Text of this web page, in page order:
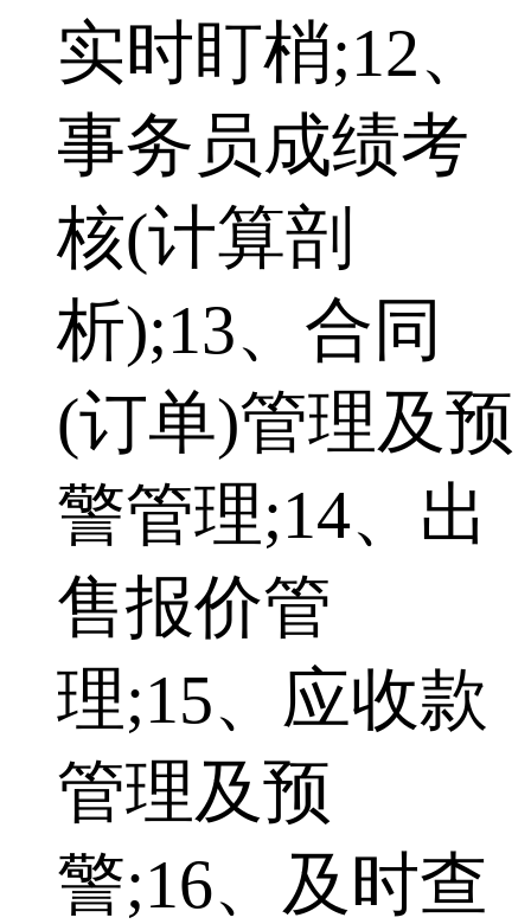
实时盯梢;12、
事务员成绩考
核(计算剖
析);13、合同
(订单)管理及预
警管理;14、出
售报价管
理;15、应收款
管理及预
警;16、及时查